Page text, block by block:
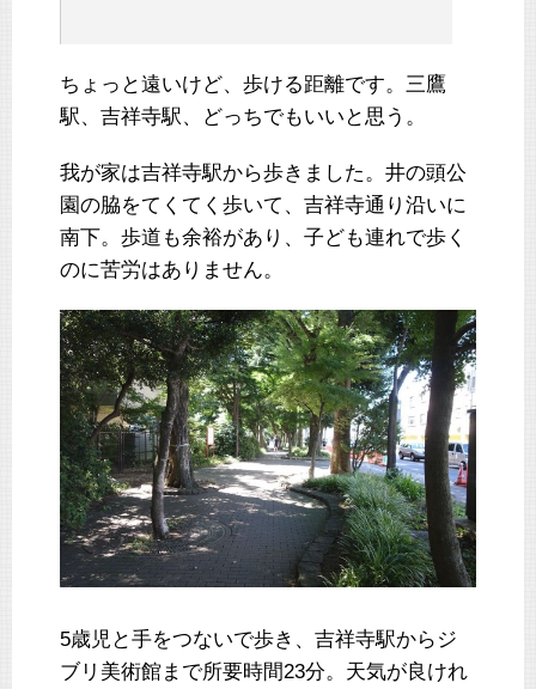
ちょっと遠いけど、歩ける距離です。三鷹
駅、吉祥寺駅、どっちでもいいと思う。
我が家は吉祥寺駅から歩きました。井の頭公
園の脇をてくてく歩いて、吉祥寺通り沿いに
南下。歩道も余裕があり、子ども連れで歩く
のに苦労はありません。
5歳児と手をつないで歩き、吉祥寺駅からジ
ブリ美術館まで所要時間23分。天気が良けれ